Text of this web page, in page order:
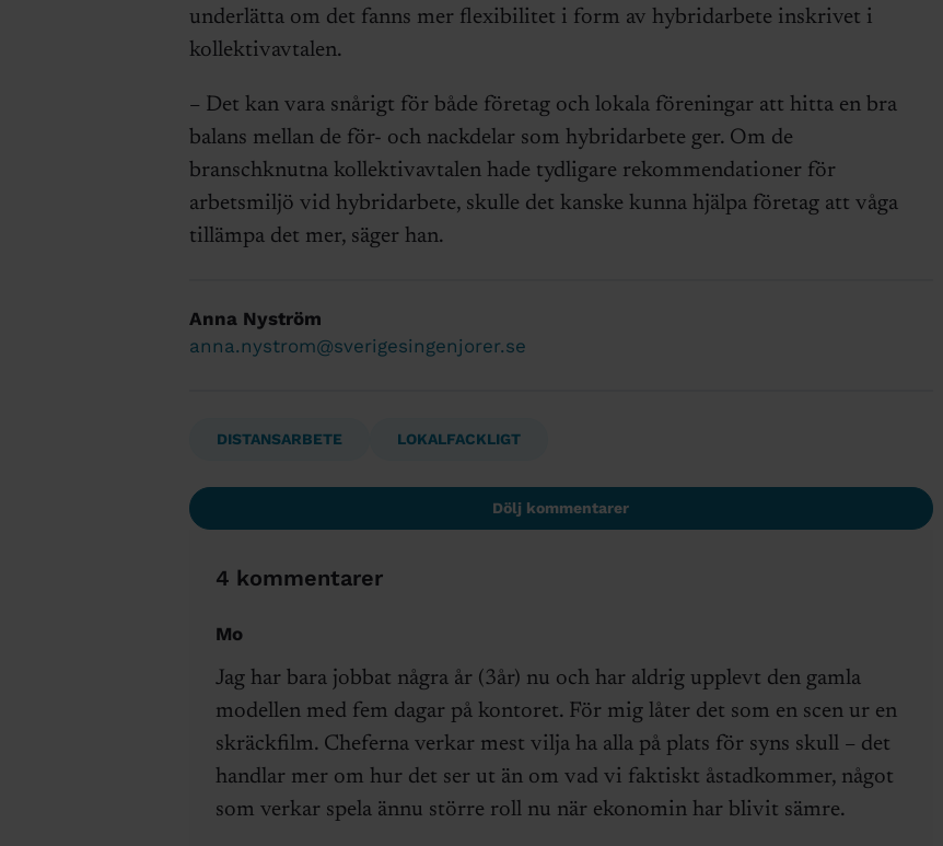
underlätta om det fanns mer flexibilitet i form av hybridarbete inskrivet i
kollektivavtalen.
– Det kan vara snårigt för både företag och lokala föreningar att hitta en bra
balans mellan de för- och nackdelar som hybridarbete ger. Om de
branschknutna kollektivavtalen hade tydligare rekommendationer för
arbetsmiljö vid hybridarbete, skulle det kanske kunna hjälpa företag att våga
tillämpa det mer, säger han.
Anna Nyström
anna.nystrom@sverigesingenjorer.se
DISTANSARBETE LOKALFACKLIGT
Dölj kommentarer
4 kommentarer
Mo
Jag har bara jobbat några år (3år) nu och har aldrig upplevt den gamla
modellen med fem dagar på kontoret. För mig låter det som en scen ur en
skräckfilm. Cheferna verkar mest vilja ha alla på plats för syns skull – det
handlar mer om hur det ser ut än om vad vi faktiskt åstadkommer, något
som verkar spela ännu större roll nu när ekonomin har blivit sämre.